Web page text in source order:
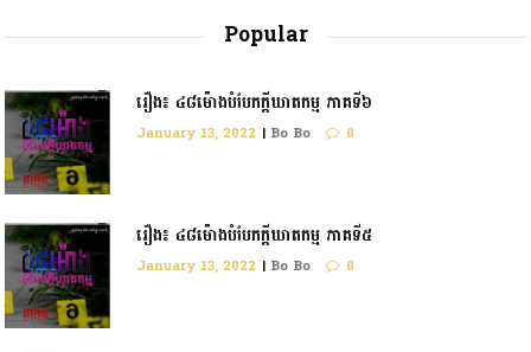
Popular
រឿង៖ ៤៨ម៉ោងបំបែកក្តីឃាតកម្ម ភាគទី៦
January 13, 2022 | Bo Bo 0
រឿង៖ ៤៨ម៉ោងបំបែកក្ដីឃាតកម្ម ភាគទី៥
January 13, 2022 | Bo Bo 0